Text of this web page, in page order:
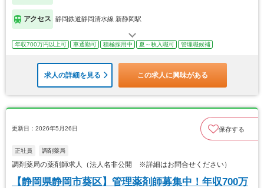
アクセス 静岡鉄道静岡清水線 新静岡駅
年収700万円以上可 車通勤可 積極採用中 夏～秋入職可 管理職候補
求人の詳細を見る この求人に興味がある
更新日：2026年5月26日 保存する
正社員 調剤薬局
調剤薬局の薬剤師求人（法人名非公開 ※詳細はお問合せください）
【静岡県静岡市葵区】管理薬剤師募集中！年収700万